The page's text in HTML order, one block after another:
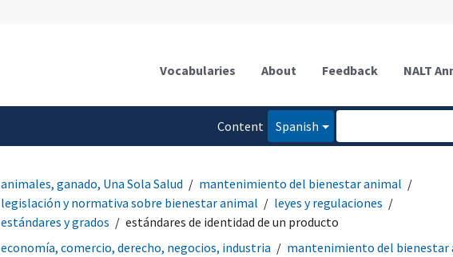
Vocabularies About Feedback NALT
Content
Spanish
animales, ganado, Una Sola Salud
mantenimiento del bienestar animal
legislación y normativa sobre bienestar animal
leyes y regulaciones
estándares y grados
estándares de identidad de un producto
economía, comercio, derecho, negocios, industria
mantenimiento del bienestar